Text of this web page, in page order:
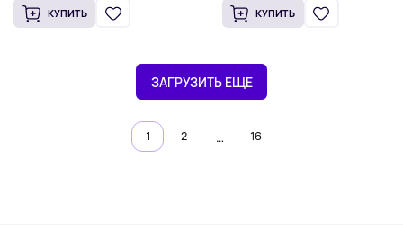
КУПИТЬ КУПИТЬ
ЗАГРУЗИТЬ ЕЩЕ
1 2 … 16